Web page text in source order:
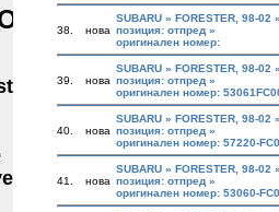
38. нова
SUBARU » FORESTER, 98-
позиция: отпред »
оригинален номер:
39. нова
SUBARU » FORESTER, 98-02
позиция: отпред »
оригинален номер:
40. нова
SUBARU » FORESTER, 98-
позиция: отпред »
оригинален номер: 57220-
41. нова
SUBARU » FORESTER, 98-
позиция: отпред »
оригинален номер: 53060-